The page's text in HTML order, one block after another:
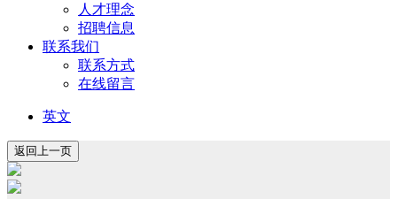
人才理念
招聘信息
联系我们
联系方式
在线留言
英文